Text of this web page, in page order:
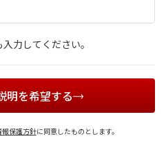
力してください。
明を希望する
報保護方針に同意したものとします。